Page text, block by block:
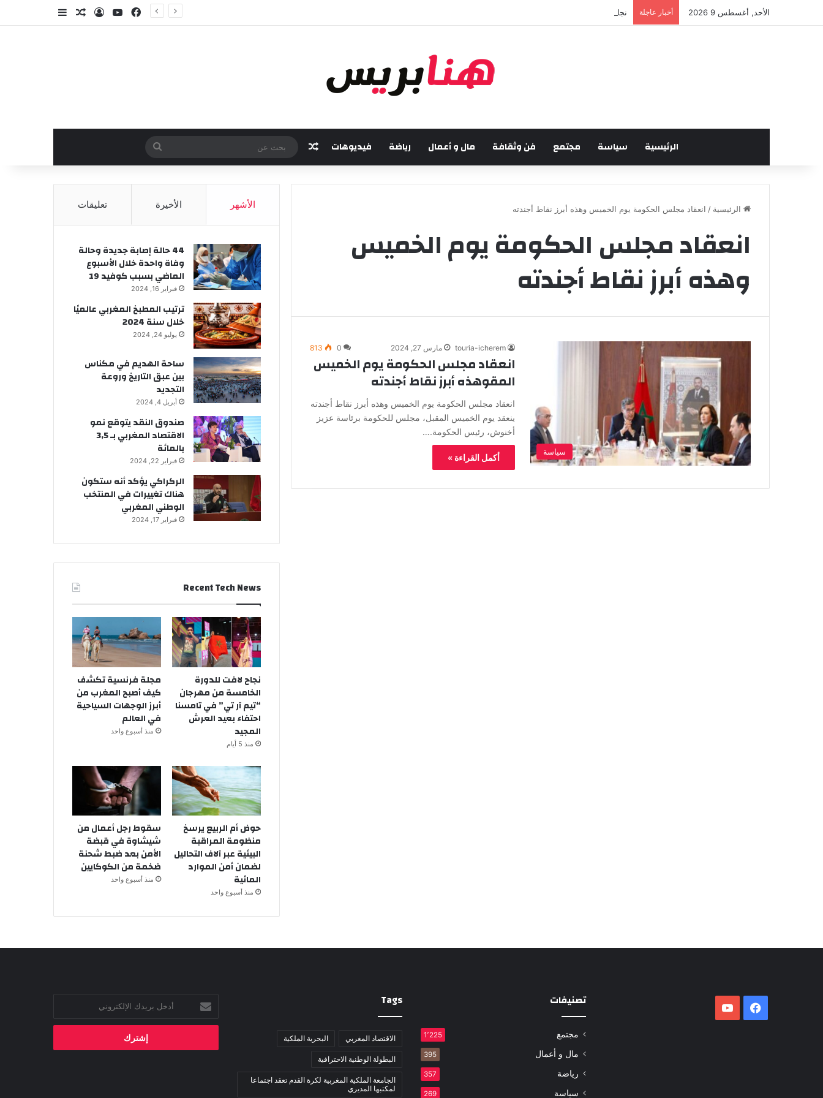
الأحد, أغسطس 9 2026 أخبار عاجلة نجاح لافت للدورة الخامسة من مهرجان “تيم آر تي” في تامسنا احتفاء بعيد العرش المجيد فيسبوك‫YouTubeتسجيل الدخول
مقال عشوائي
الرئيسية سياسة مجتمع فن وثقافة مال و أعمال رياضة فيديوهات مقال عشوائي
عن
الرئيسية / انعقاد مجلس الحكومة يوم الخميس وهذه أبرز نقاط أجندته
انعقاد مجلس الحكومة يوم الخميس
وهذه أبرز نقاط أجندته
سياسة
touria-icherem مارس 27, 2024 0
813
انعقاد مجلس الحكومة يوم الخميس
المقوهذه أبرز نقاط أجندته
انعقاد مجلس الحكومة يوم الخميس وهذه أبرز نقاط أجندته
ينعقد يوم الخميس المقبل، مجلس للحكومة برئاسة عزيز
أخنوش، رئيس الحكومة.…
أكمل القراءة »
الأشهر الأخيرة تعليقات
44 حالة إصابة جديدة وحالة
وفاة واحدة خلال الأسبوع
الماضي بسبب كوفيد 19
فبراير 16, 2024
ترتيب المطبخ المغربي عالميًا
خلال سنة 2024
يوليو 24, 2024
ساحة الهديم في مكناس
بين عبق التاريخ وروعة
التجديد
أبريل 4, 2024
صندوق النقد يتوقع نمو
الاقتصاد المغربي بـ 3,5
بالمائة
فبراير 22, 2024
الركراكي يؤكد أنه ستكون
هناك تغييرات في المنتخب
الوطني المغربي
فبراير 17, 2024
Recent Tech News
نجاح لافت للدورة
الخامسة من مهرجان
“تيم آر تي” في تامسنا
احتفاء بعيد العرش
المجيد
منذ 5 أيام
مجلة فرنسية تكشف
كيف أصبح المغرب من
أبرز الوجهات السياحية
في العالم
منذ أسبوع واحد
حوض أم الربيع يرسخ
منظومة المراقبة
البيئية عبر آلاف التحاليل
لضمان أمن الموارد
المائية
منذ أسبوع واحد
سقوط رجل أعمال من
شيشاوة في قبضة
الأمن بعد ضبط شحنة
ضخمة من الكوكايين
منذ أسبوع واحد
فيسبوك تصنيفات
مجتمع 1٬225
مال و أعمال 395
رياضة 357
سياسة 269
Tags
الاقتصاد المغربي البحرية الملكية
البطولة الوطنية الاحترافية
الجامعة الملكية المغربية لكرة القدم تعقد اجتماعا
لمكتبها المديري
أدخل
بريدك
الإلكتروني